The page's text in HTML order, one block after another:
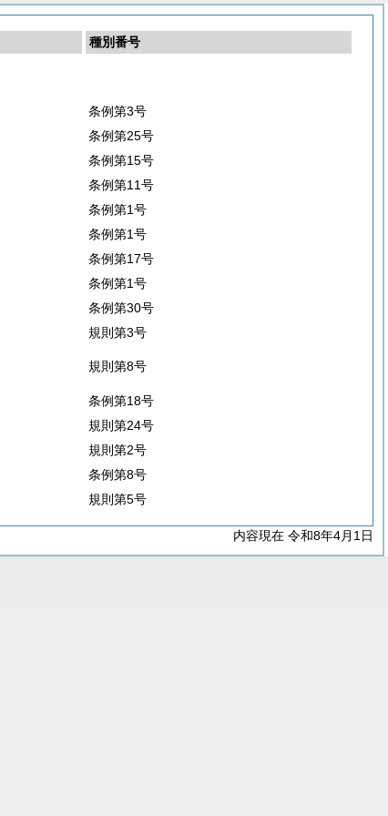
種別番号
条例第3号
条例第25号
条例第15号
条例第11号
条例第1号
条例第1号
条例第17号
条例第1号
条例第30号
規則第3号
規則第8号
条例第18号
規則第24号
規則第2号
条例第8号
規則第5号
内容現在 令和8年4月1日